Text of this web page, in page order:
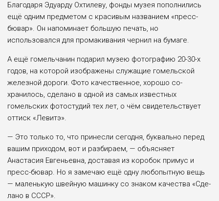
Благодаря Эдуарду Охтиле­ву, фонды музея пополнились
ещё одним предметом с краси­вым названием «пресс-
бювар». Он напоминает большую печать, но
использовался для промаки­вания чернил на бумаге.
А ещё гомельчанин подарил музею фо­тографию 20-30-х
годов, на ко­торой изображены служащие гомельской
железной дороги. Фото качественное, хорошо со­
хранилось, сделано в одной из самых известных
гомельских фотостудий тех лет, о чём свиде­тельствует
оттиск «Левитэ».
— Это только то, что принес­ли сегодня, буквально перед
ва­шим приходом, вот и разбира­ем, — объясняет
Анастасия Ев­геньевна, доставая из коробок примус и
пресс-бювар. Но я за­мечаю ещё одну любопытную вещь
— маленькую швейную ма­шинку со знаком качества «Сде­
лано в СССР».